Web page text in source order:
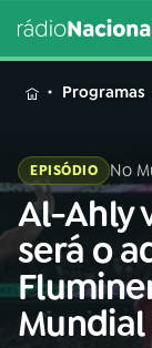
MENU
Buscar
na
Rádio
Nacional
Programas
EPISÓDIO No
Al-Ahly
será o